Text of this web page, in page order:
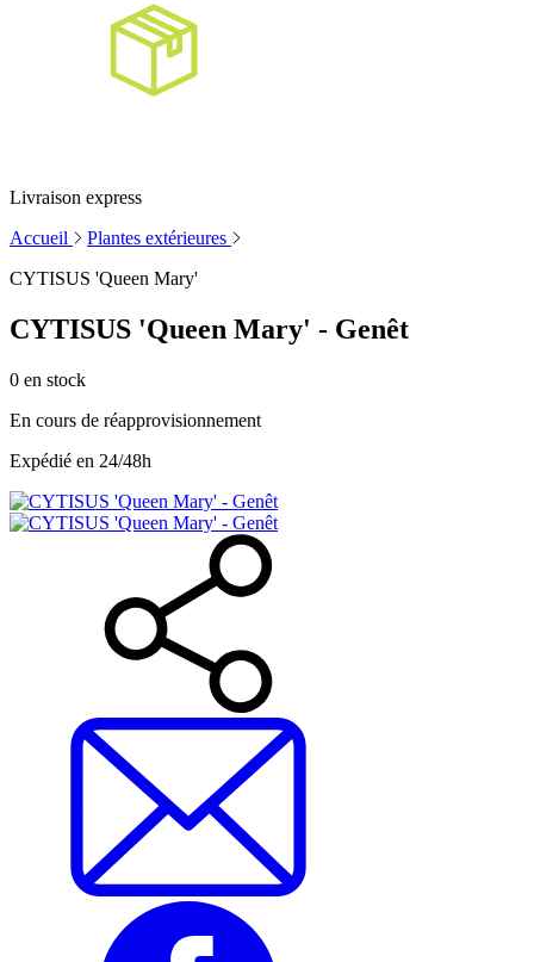
Livraison express
Accueil
Plantes extérieures
CYTISUS 'Queen Mary'
CYTISUS 'Queen Mary' - Genêt
0 en stock
En cours de réapprovisionnement
Expédié en 24/48h